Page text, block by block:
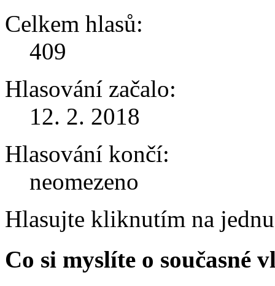
Celkem hlasů:
409
Hlasování začalo:
12. 2. 2018
Hlasování končí:
neomezeno
Hlasujte kliknutím na
Co si myslíte o současné